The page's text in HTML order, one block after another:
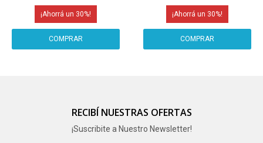
30 30
RECIBÍ NUESTRAS OFERTAS
¡Suscribite a Nuestro Newsletter!